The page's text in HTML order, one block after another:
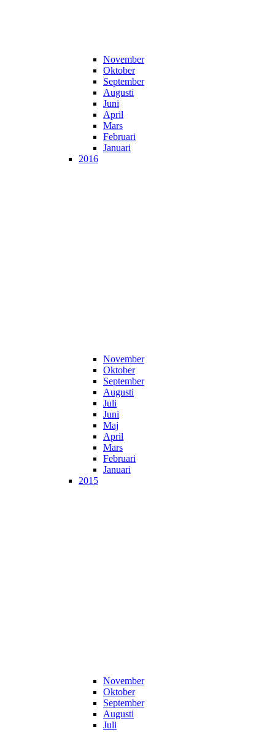
November
Oktober
September
Augusti
Juni
April
Mars
Februari
Januari
2016
November
Oktober
September
Augusti
Juli
Juni
Maj
April
Mars
Februari
Januari
2015
November
Oktober
September
Augusti
Juli